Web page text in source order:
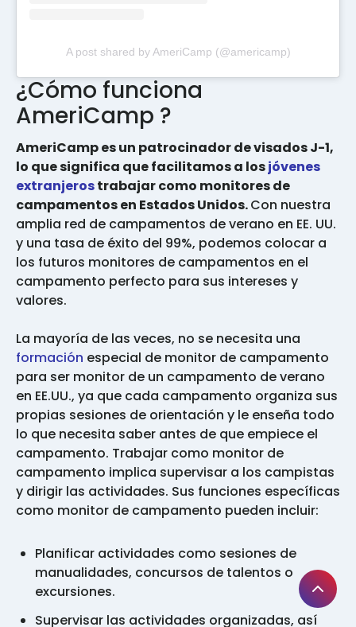
A post shared by AmeriCamp (@americamp)
¿Cómo funciona
AmeriCamp ?
AmeriCamp es un patrocinador de visados J-1,
lo que significa que facilitamos a losjóvenes
extranjerostrabajar como monitores de
campamentos en Estados Unidos.Con nuestra
amplia red de campamentos de verano en EE. UU.
y una tasa de éxito del 99%, podemos colocar a
los futuros monitores de campamentos en el
campamento perfecto para sus intereses y
valores.
La mayoría de las veces, no se necesita una
formación especial de monitor de campamento
para ser monitor de un campamento de verano
en EE.UU., ya que cada campamento organiza sus
propias sesiones de orientación y le enseña todo
lo que necesita saber antes de que empiece el
campamento. Trabajar como monitor de
campamento implica supervisar a los campistas
y dirigir las actividades. Sus funciones específicas
como monitor de campamento pueden incluir:
Planificar actividades como sesiones de
manualidades, concursos de talentos o
excursiones.
Supervisar las actividades organizadas, así